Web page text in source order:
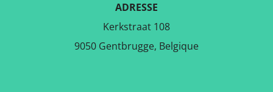
ADRESSE
Kerkstraat 108
9050 Gentbrugge, Belgique